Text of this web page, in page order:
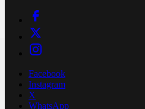
Facebook
Instagram
X
WhatsApp